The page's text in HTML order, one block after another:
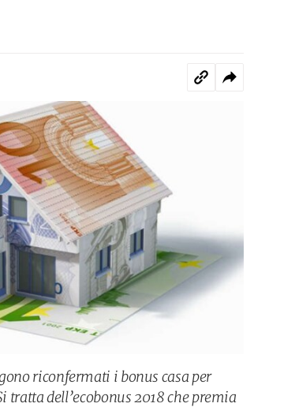
riconfermati i bonus casa per
dell’ecobonus 2018 che premia